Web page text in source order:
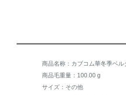
商品毛重量：100.00 g
サイズ：その他